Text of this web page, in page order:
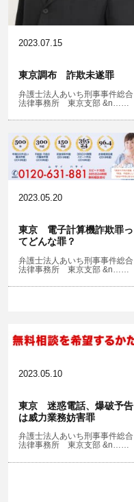
2023.07.15
東京調布 詐欺未遂罪
弁護士法人あいち刑事事件総合
法律事務所 東京支部 &n……
2023.05.20
東京 電子計算機詐欺罪っ
てどんな罪？
弁護士法人あいち刑事事件総合
法律事務所 東京支部 &n……
2023.05.10
東京 迷惑電話、爆破予告
は威力業務妨害罪
弁護士法人あいち刑事事件総合
法律事務所 東京支部 &n……